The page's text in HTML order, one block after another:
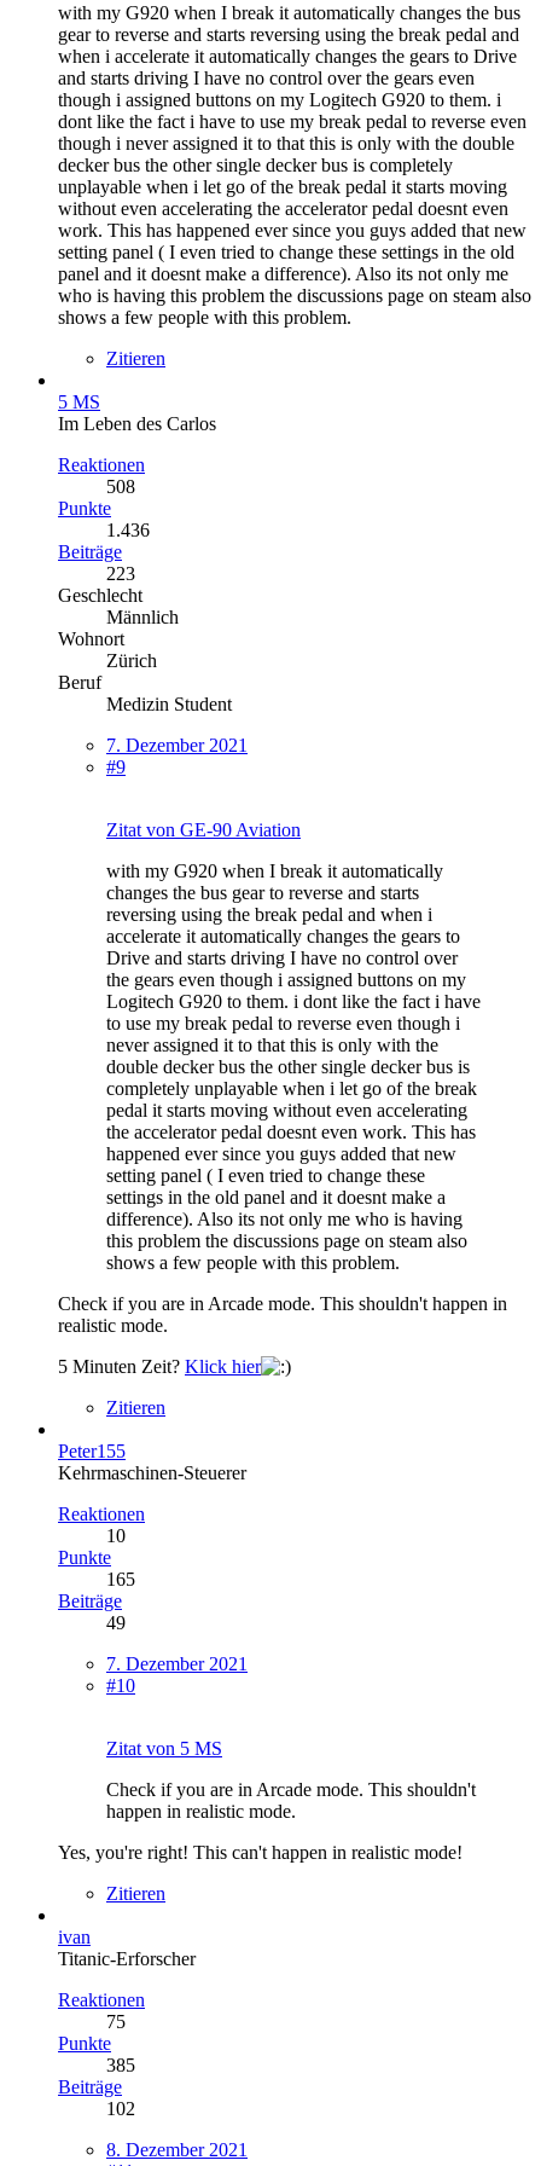
with my G920 when I break it automatically changes the bus
gear to reverse and starts reversing using the break pedal and
when i accelerate it automatically changes the gears to Drive
and starts driving I have no control over the gears even
though i assigned buttons on my Logitech G920 to them. i
dont like the fact i have to use my break pedal to reverse even
though i never assigned it to that this is only with the double
decker bus the other single decker bus is completely
unplayable when i let go of the break pedal it starts moving
without even accelerating the accelerator pedal doesnt even
work. This has happened ever since you guys added that new
setting panel ( I even tried to change these settings in the old
panel and it doesnt make a difference). Also its not only me
who is having this problem the discussions page on steam also
shows a few people with this problem.
Zitieren
5 MS
Im Leben des Carlos
Reaktionen
508
Punkte
1.436
Beiträge
223
Geschlecht
Männlich
Wohnort
Zürich
Beruf
Medizin Student
7. Dezember 2021
#9
Zitat von GE-90 Aviation
with my G920 when I break it automatically
changes the bus gear to reverse and starts
reversing using the break pedal and when i
accelerate it automatically changes the gears to
Drive and starts driving I have no control over
the gears even though i assigned buttons on my
Logitech G920 to them. i dont like the fact i have
to use my break pedal to reverse even though i
never assigned it to that this is only with the
double decker bus the other single decker bus is
completely unplayable when i let go of the break
pedal it starts moving without even accelerating
the accelerator pedal doesnt even work. This has
happened ever since you guys added that new
setting panel ( I even tried to change these
settings in the old panel and it doesnt make a
difference). Also its not only me who is having
this problem the discussions page on steam also
shows a few people with this problem.
Check if you are in Arcade mode. This shouldn't happen in
realistic mode.
5 Minuten Zeit? Klick hier
Zitieren
Peter155
Kehrmaschinen-Steuerer
Reaktionen
10
Punkte
165
Beiträge
49
7. Dezember 2021
#10
Zitat von 5 MS
Check if you are in Arcade mode. This shouldn't
happen in realistic mode.
Yes, you're right! This can't happen in realistic mode!
Zitieren
ivan
Titanic-Erforscher
Reaktionen
75
Punkte
385
Beiträge
102
8. Dezember 2021